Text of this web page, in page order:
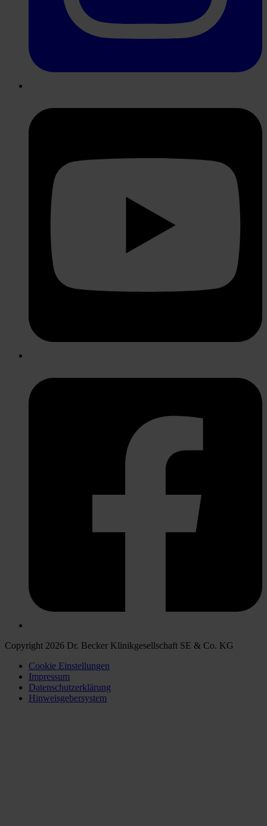
Copyright 2026 Dr. Becker Klinikgesellschaft SE & Co. KG
Cookie Einstellungen
Impressum
Datenschutzerklärung
Hinweisgebersystem